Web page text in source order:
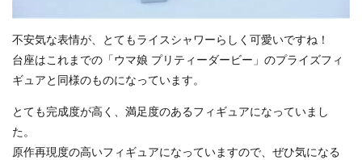
不安気な表情が、とてもライスシャワーらしく可愛いですね！
台座はこれまでの「ウマ娘 プリティーダービー」のプライズフィ
ギュアと同様のものになっています。
とても完成度が高く、満足度のあるフィギュアになっていまし
た。
原作再現度の高いフィギュアになっていますので、ぜひ気になる